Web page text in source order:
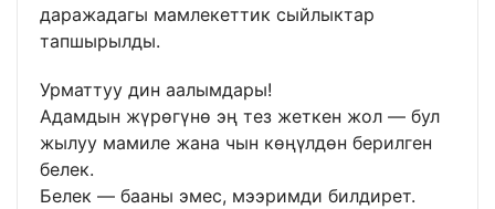
даражадагы мамлекеттик сыйлыктар
тапшырылды.
Урматтуу дин аалымдары!
Адамдын жүрөгүнө эң тез жеткен жол — бул
жылуу мамиле жана чын көңүлдөн берилген
белек.
Белек — бааны эмес, мээримди билдирет.